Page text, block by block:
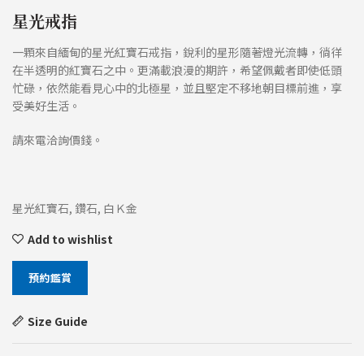
星光戒指
一顆來自緬甸的星光紅寶石戒指，銳利的星形隨著燈光流轉，徜徉
在半透明的紅寶石之中。更滿載浪漫的期許，希望佩戴者即使低頭
忙碌，依然能看見心中的北極星，並且堅定不移地朝目標前進，享
受美好生活。
請來電洽詢價錢。
星光紅寶石, 鑽石, 白Ｋ金
Add to wishlist
預約鑑賞
Size Guide